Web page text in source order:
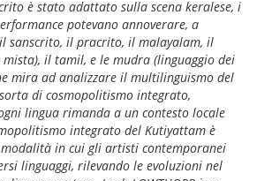
è stato adattato sulla scena keralese, i
potevano annoverare, a
sanscrito, il pracrito, il malayalam, il
il tamil, e le mudra (linguaggio dei
mira ad analizzare il multilinguismo del
di cosmopolitismo integrato,
lingua rimanda a un contesto locale
integrato del Kutiyattam è
in cui gli artisti contemporanei
linguaggi, rilevando le evoluzioni nel